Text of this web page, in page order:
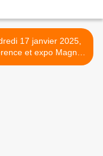
17 janvier 2025,
et expo Magnus
Hirschfeld >